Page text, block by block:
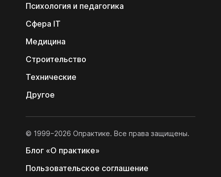
Психология и педагогика
Сфера IT
Медицина
Строительство
Технические
Другое
© 1999−2026 Опрактике. Все права защищены.
Блог «О практике»
Пользовательс­кое соглашение